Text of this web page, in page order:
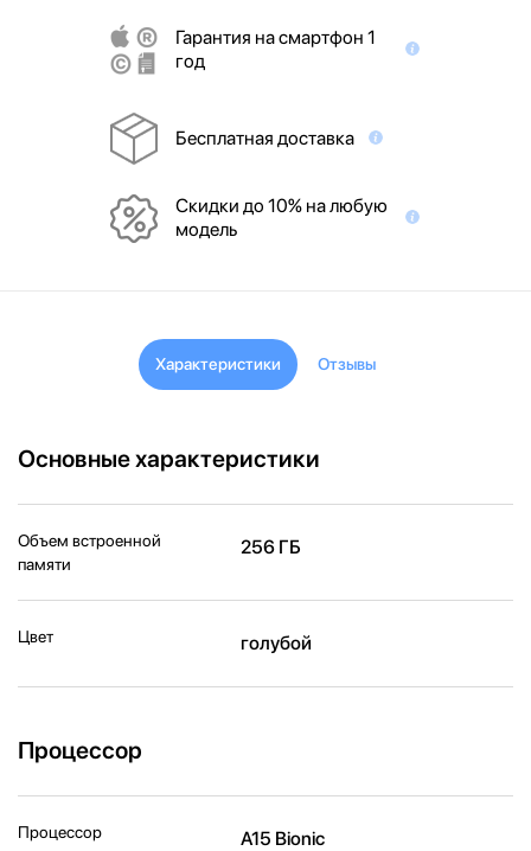
Гарантия на смартфон 1
год
Бесплатная доставка
Скидки до 10% на любую
модель
Характеристики Отзывы
Основные характеристики
Объем встроенной
памяти
256 ГБ
Цвет голубой
Процессор
Процессор A15 Bionic